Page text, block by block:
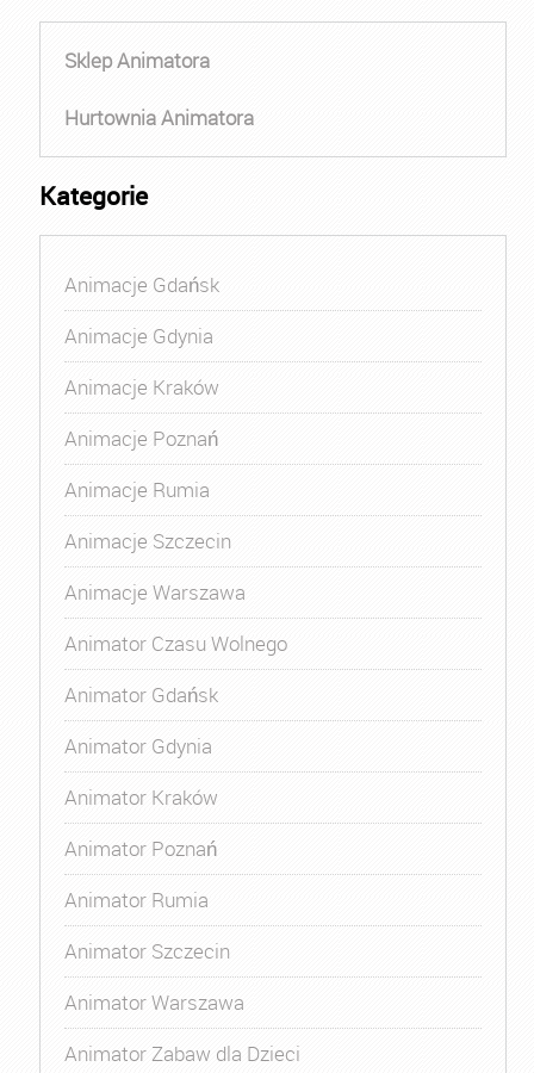
Sklep Animatora
Hurtownia Animatora
Kategorie
Animacje Gdańsk
Animacje Gdynia
Animacje Kraków
Animacje Poznań
Animacje Rumia
Animacje Szczecin
Animacje Warszawa
Animator Czasu Wolnego
Animator Gdańsk
Animator Gdynia
Animator Kraków
Animator Poznań
Animator Rumia
Animator Szczecin
Animator Warszawa
Animator Zabaw dla Dzieci